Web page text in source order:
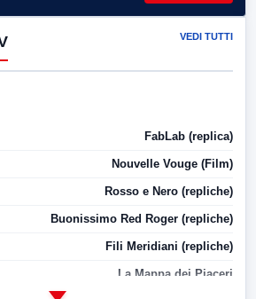
VEDI TUTTI
FabLab (replica)
Nouvelle Vouge (Film)
Rosso e Nero (repliche)
Buonissimo Red Roger (repliche)
Fili Meridiani (repliche)
La Mappa dei Piaceri